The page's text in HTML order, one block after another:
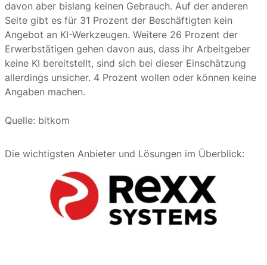
davon aber bislang keinen Gebrauch. Auf der anderen
Seite gibt es für 31 Prozent der Beschäftigten kein
Angebot an KI-Werkzeugen. Weitere 26 Prozent der
Erwerbstätigen gehen davon aus, dass ihr Arbeitgeber
keine KI bereitstellt, sind sich bei dieser Einschätzung
allerdings unsicher. 4 Prozent wollen oder können keine
Angaben machen.
Quelle: bitkom
Die wichtigsten Anbieter und Lösungen im Überblick: